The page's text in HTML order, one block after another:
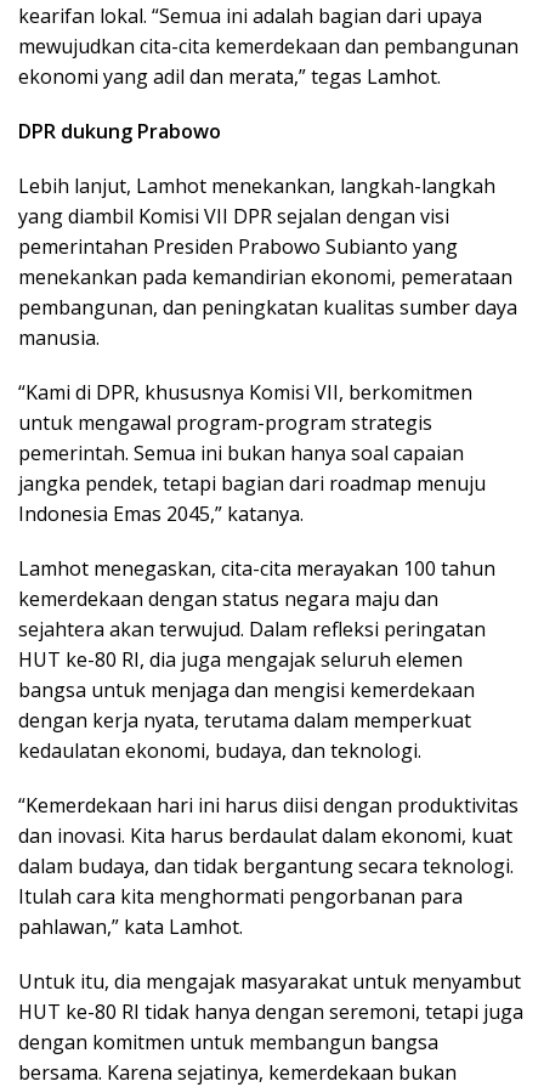
kearifan lokal. “Semua ini adalah bagian dari upaya
mewujudkan cita-cita kemerdekaan dan pembangunan
ekonomi yang adil dan merata,” tegas Lamhot.
DPR dukung Prabowo
Lebih lanjut, Lamhot menekankan, langkah-langkah
yang diambil Komisi VII DPR sejalan dengan visi
pemerintahan Presiden Prabowo Subianto yang
menekankan pada kemandirian ekonomi, pemerataan
pembangunan, dan peningkatan kualitas sumber daya
manusia.
“Kami di DPR, khususnya Komisi VII, berkomitmen
untuk mengawal program-program strategis
pemerintah. Semua ini bukan hanya soal capaian
jangka pendek, tetapi bagian dari roadmap menuju
Indonesia Emas 2045,” katanya.
Lamhot menegaskan, cita-cita merayakan 100 tahun
kemerdekaan dengan status negara maju dan
sejahtera akan terwujud. Dalam refleksi peringatan
HUT ke-80 RI, dia juga mengajak seluruh elemen
bangsa untuk menjaga dan mengisi kemerdekaan
dengan kerja nyata, terutama dalam memperkuat
kedaulatan ekonomi, budaya, dan teknologi.
“Kemerdekaan hari ini harus diisi dengan produktivitas
dan inovasi. Kita harus berdaulat dalam ekonomi, kuat
dalam budaya, dan tidak bergantung secara teknologi.
Itulah cara kita menghormati pengorbanan para
pahlawan,” kata Lamhot.
Untuk itu, dia mengajak masyarakat untuk menyambut
HUT ke-80 RI tidak hanya dengan seremoni, tetapi juga
dengan komitmen untuk membangun bangsa
bersama. Karena sejatinya, kemerdekaan bukan